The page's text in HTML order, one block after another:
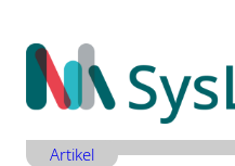
Inhalt
springen
Artikel